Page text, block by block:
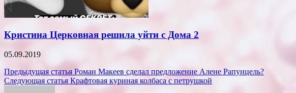
Кристина Церковная решила уйти с Дома 2
05.09.2019
Навигация
по
Предыдущая статья Роман Макеев сделал предложение Алене Рапунцель?
Следующая статья Крафтовая куриная колбаса с петрушкой